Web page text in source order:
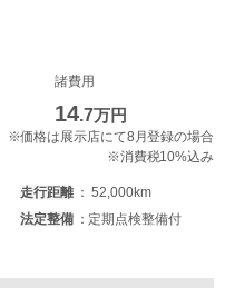
諸費用
14.7万円
※価格は展示店にて8月登録の場合
※消費税10%込み
走行距離
52,000km
法定整備
定期点検整備付